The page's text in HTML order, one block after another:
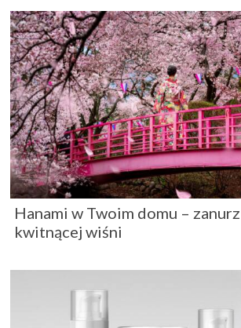
Hanami w Twoim domu –
kwitnącej wiśni